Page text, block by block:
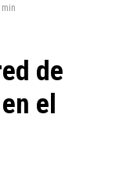
de
el